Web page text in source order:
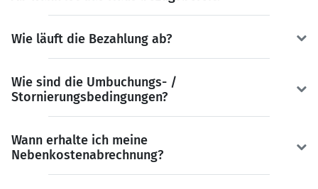
Wie läuft die Bezahlung ab?
Wie sind die Umbuchungs- /
Stornierungsbedingungen?
Wann erhalte ich meine
Nebenkostenabrechnung?